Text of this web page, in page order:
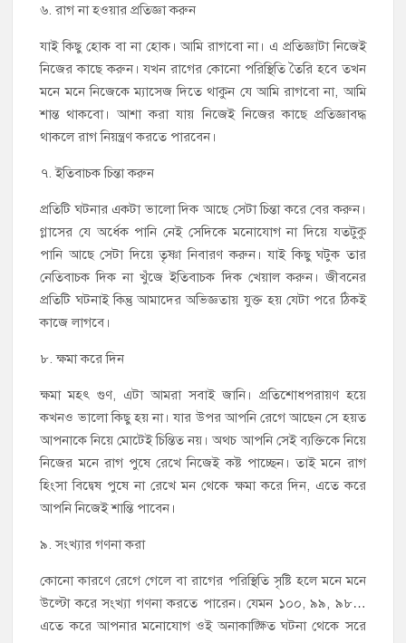
৬. রাগ না হওয়ার প্রতিজ্ঞা করুন
যাই কিছু হোক বা না হোক। আমি রাগবো না। এ প্রতিজ্ঞাটা নিজেই
নিজের কাছে করুন। যখন রাগের কোনো পরিস্থিতি তৈরি হবে তখন
মনে মনে নিজেকে ম্যাসেজ দিতে থাকুন যে আমি রাগবো না, আমি
শান্ত থাকবো। আশা করা যায় নিজেই নিজের কাছে প্রতিজ্ঞাবদ্ধ
থাকলে রাগ নিয়ন্ত্রণ করতে পারবেন।
৭. ইতিবাচক চিন্তা করুন
প্রতিটি ঘটনার একটা ভালো দিক আছে সেটা চিন্তা করে বের করুন।
গ্লাসের যে অর্ধেক পানি নেই সেদিকে মনোযোগ না দিয়ে যতটুকু
পানি আছে সেটা দিয়ে তৃষ্ণা নিবারণ করুন। যাই কিছু ঘটুক তার
নেতিবাচক দিক না খুঁজে ইতিবাচক দিক খেয়াল করুন। জীবনের
প্রতিটি ঘটনাই কিন্তু আমাদের অভিজ্ঞতায় যুক্ত হয় যেটা পরে ঠিকই
কাজে লাগবে।
৮. ক্ষমা করে দিন
ক্ষমা মহৎ গুণ, এটা আমরা সবাই জানি। প্রতিশোধপরায়ণ হয়ে
কখনও ভালো কিছু হয় না। যার উপর আপনি রেগে আছেন সে হয়ত
আপনাকে নিয়ে মোটেই চিন্তিত নয়। অথচ আপনি সেই ব্যক্তিকে নিয়ে
নিজের মনে রাগ পুষে রেখে নিজেই কষ্ট পাচ্ছেন। তাই মনে রাগ
হিংসা বিদ্বেষ পুষে না রেখে মন থেকে ক্ষমা করে দিন, এতে করে
আপনি নিজেই শান্তি পাবেন।
৯. সংখ্যার গণনা করা
কোনো কারণে রেগে গেলে বা রাগের পরিস্থিতি সৃষ্টি হলে মনে মনে
উল্টো করে সংখ্যা গণনা করতে পারেন। যেমন ১০০, ৯৯, ৯৮…
এতে করে আপনার মনোযোগ ওই অনাকাঙ্ক্ষিত ঘটনা থেকে সরে